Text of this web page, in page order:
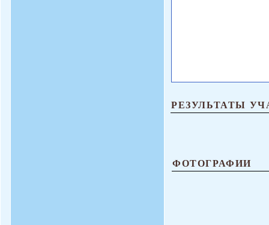
РЕЗУЛЬТАТЫ
ФОТОГРАФИИ